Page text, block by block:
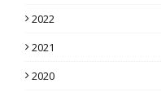
2022
2021
2020